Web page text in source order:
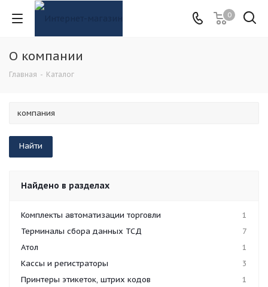
0
О компании
Главная - Каталог
Найдено в разделах
Комплекты автоматизации торговли
1
Терминалы сбора данных ТСД
7
Атол
1
Кассы и регистраторы
3
Принтеры этикеток, штрих кодов
1